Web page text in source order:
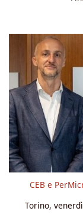
CEB e
Torino,